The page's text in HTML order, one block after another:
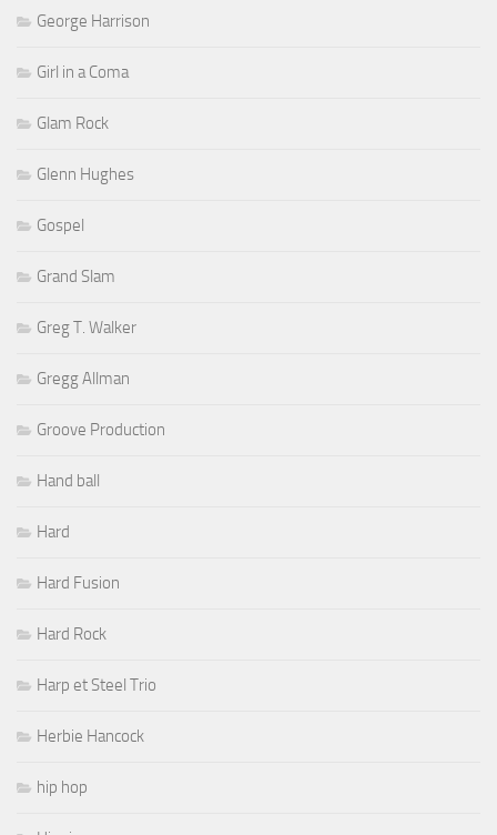
George Harrison
Girl in a Coma
Glam Rock
Glenn Hughes
Gospel
Grand Slam
Greg T. Walker
Gregg Allman
Groove Production
Hand ball
Hard
Hard Fusion
Hard Rock
Harp et Steel Trio
Herbie Hancock
hip hop